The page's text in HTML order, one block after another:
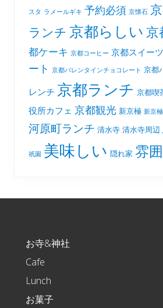
スタ ラメールギキ 予約必須 京懐石
ランチ 京都らしい 京
都ケーキ 京都コーヒー 京都スイーツ
ート 京都バレンタインチョコレート 京都
レンチ 京都ランチ 京都喫
役所カフェ 京都観光 新京極 新京
河原町ランチ 清水寺 清水寺周辺
祇園 美味しい 隠れ家 雰
お寺&神社
Cafe
Lunch
お菓子